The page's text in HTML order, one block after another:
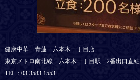
健康中華 青蓮 六本木一丁目店
東京メトロ南北線 六本木一丁目駅 2番出口直結
TEL：03-3583-1553